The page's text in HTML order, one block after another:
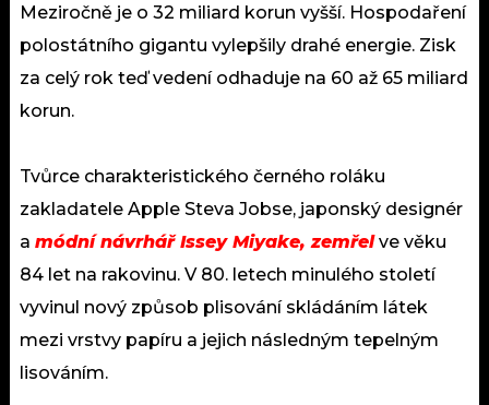
Meziročně je o 32 miliard korun vyšší. Hospodaření
polostátního gigantu vylepšily drahé energie. Zisk
za celý rok teď vedení odhaduje na 60 až 65 miliard
korun.
Tvůrce charakteristického černého roláku
zakladatele Apple Steva Jobse, japonský designér
a módní návrhář Issey Miyake, zemřelve věku
84 let na rakovinu. V 80. letech minulého století
vyvinul nový způsob plisování skládáním látek
mezi vrstvy papíru a jejich následným tepelným
lisováním.